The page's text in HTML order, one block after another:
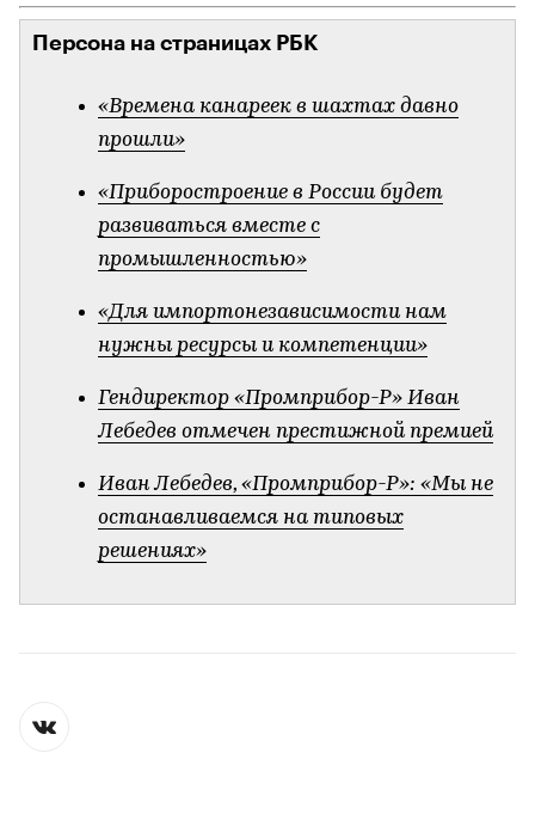
Персона на страницах РБК
«Времена канареек в шахтах давно
прошли»
«Приборостроение в России будет
развиваться вместе с
промышленностью»
«Для импортонезависимости нам
нужны ресурсы и компетенции»
Гендиректор «Промприбор-Р» Иван
Лебедев отмечен престижной премией
Иван Лебедев, «Промприбор-Р»: «Мы не
останавливаемся на типовых
решениях»